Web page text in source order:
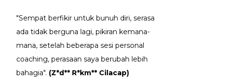
"Sempat berfikir untuk bunuh diri, serasa
ada tidak berguna lagi, pikiran kemana-
mana, setelah beberapa sesi personal
coaching, perasaan saya berubah lebih
bahagia". (Z*d** R*km** Cilacap)